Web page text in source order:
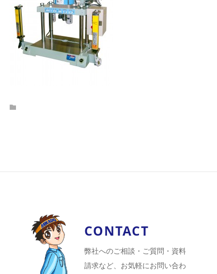
CONTACT
弊社へのご相談・ご質問・資料
請求など、お気軽にお問い合わ